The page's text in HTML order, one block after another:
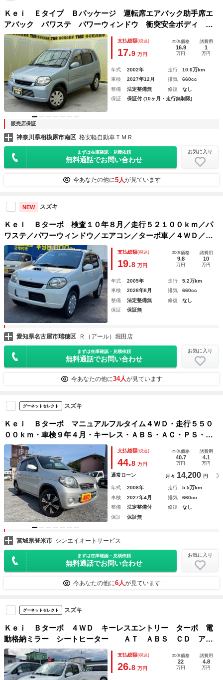
Ｋｅｉ Ｅタイプ Ｂパッケージ 運転席エアバック助手席エ
アバック パワステ パワーウィンドウ 衝突安全ボディ キ
ーレスエントリー カセット ＦＭ ＡＭ
支払総額(税込)
17.9 万円
本体価格
16.9
万円
諸費用
1
万円
年式 2002年 走行
10.0万km
車検
2027年12月 排気
660cc
整備
法定整備無 修復
なし
保証
保証付 (10ヶ月・走行無制限)
販売店保証
神奈川県相模原市南区 格安軽自動車ＴＭＲ
まずは在庫確認・見積依頼
無料通話でお問い合わせ
お気に入り
今あなたの他に5人が見ています
NEW スズキ
Ｋｅｉ Ｂターボ 検査１０年８月／走行５２１００ｋｍ／パ
ワステ／パワーウィンドウ／エアコン／ターボ車／４ＷＤ／タ
イミングチェーン車両
支払総額(税込)
19.8 万円
本体価格
9.8
万円
諸費用
10
万円
年式 2005年 走行
5.2万km
車検
2028年8月 排気
660cc
整備
法定整備無 修復
なし
保証
保証無
愛知県名古屋市瑞穂区 Ｒ（アール）堀田店
まずは在庫確認・見積依頼
無料通話でお問い合わせ
お気に入り
今あなたの他に34人が見ています
グーネットセレクト スズキ
Ｋｅｉ Ｂターボ マニュアルフルタイム４ＷＤ・走行５５０
００ｋｍ・車検９年４月・キーレス・ＡＢＳ・ＡＣ・ＰＳ・Ｐ
Ｗ・ＷエアＢ・電動ミラー・ドアバイザー・フロアーマット・
１４インチホイル冬タイヤ（１６５／７０－１４）装着
支払総額(税込)
44.8 万円
本体価格
40.7
万円
諸費用
4.1
万円
通常ローン 月々 14,200 円
年式 2008年 走行
5.5万km
車検
2027年4月 排気
660cc
整備
法定整備付 修復
なし
保証
保証無
宮城県登米市 シンエイオートサービス
まずは在庫確認・見積依頼
無料通話でお問い合わせ
お気に入り
今あなたの他に6人が見ています
グーネットセレクト スズキ
Ｋｅｉ Ｂターボ ４ＷＤ キーレスエントリー ターボ 電
動格納ミラー シートヒーター ＡＴ ＡＢＳ ＣＤ アル
ミホイール 衝突安全ボディ エアコン パワーステアリン
グ パワーウィンドウ
支払総額(税込)
26.8 万円
本体価格
22
万円
諸費用
4.8
万円